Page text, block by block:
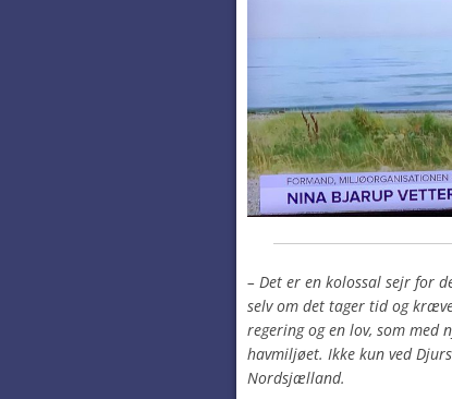
– Det er en kolossal sejr for
selv om det tager tid og
regering og en lov, som med
havmiljøet. Ikke kun ved
Nordsjælland.